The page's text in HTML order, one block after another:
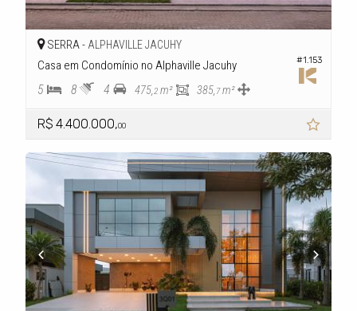
#1.153
SERRA - ALPHAVILLE JACUHY
Casa em Condomínio no Alphaville Jacuhy
5 8 4 475,2 m² 385,7m²
R$ 4.400.000,00